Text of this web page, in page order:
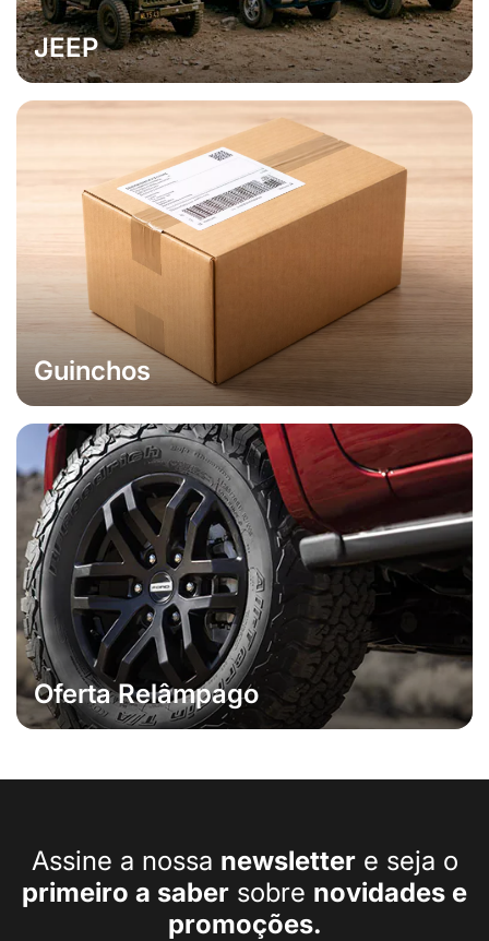
JEEP
Guinchos
Oferta Relâmpago
Assine a nossa newslettere seja o
primeiro a saber sobre novidades e
promoções.